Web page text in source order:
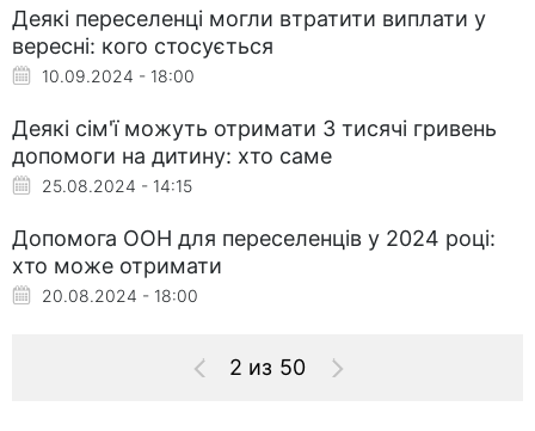
Деякі переселенці могли втратити виплати у
вересні: кого стосується
10.09.2024 - 18:00
Деякі сім'ї можуть отримати 3 тисячі гривень
допомоги на дитину: хто саме
25.08.2024 - 14:15
Допомога ООН для переселенців у 2024 році:
хто може отримати
20.08.2024 - 18:00
2 из 50